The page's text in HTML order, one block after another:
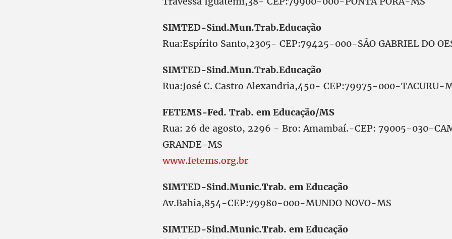
SIMTED-Sind.Mun.Trab.Educação
Rua:Espírito Santo,2305- CEP:79425-000-SÃO GABRIEL DO
SIMTED-Sind.Mun.Trab.Educação
Rua:José C. Castro Alexandria,450- CEP:79975-000-TACURU-
FETEMS-Fed. Trab. em Educação/MS
Rua: 26 de agosto, 2296 - Bro: Amambaí.-CEP: 79005-030-
GRANDE-MS
www.fetems.org.br
SIMTED-Sind.Munic.Trab. em Educação
Av.Bahia,854-CEP:79980-000-MUNDO NOVO-MS
SIMTED-Sind.Munic.Trab. em Educação